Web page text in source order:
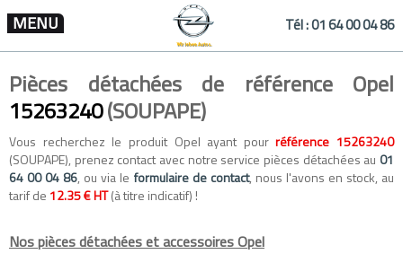
MENU Tél :01 64 00 04 86
Pièces détachées de référence Opel
15263240(SOUPAPE)
Vous recherchez le produit Opel ayant pourréférence 15263240
(SOUPAPE), prenez contact avec notre service pièces détachées au 01
64 00 04 86, ou via le formulaire de contact, nous l'avons en stock, au
tarif de 12.35 € HT(à titre indicatif) !
Nos pièces détachées et accessoires Opel